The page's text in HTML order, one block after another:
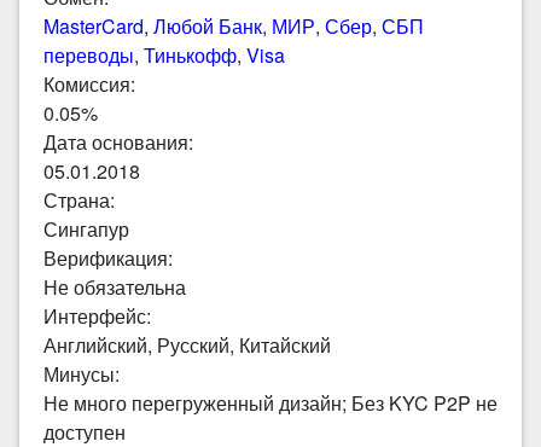
MasterCard, Любой Банк, МИР, Сбер, СБП
переводы, Тинькофф, Visa
Комиссия:
0.05%
Дата основания:
05.01.2018
Страна:
Сингапур
Верификация:
Не обязательна
Интерфейс:
Английский, Русский, Китайский
Минусы:
Не много перегруженный дизайн; Без KYC P2P не
доступен